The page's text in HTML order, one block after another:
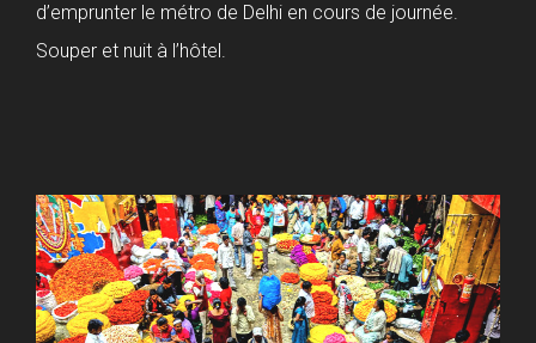
d’emprunter le métro de Delhi en cours de journée.
Souper et nuit à l’hôtel.